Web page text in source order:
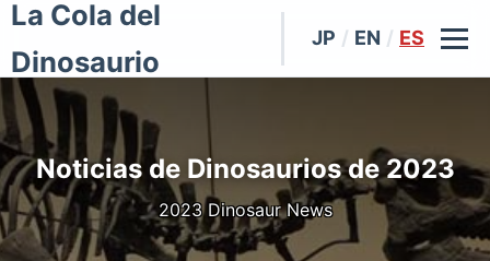
La Cola del
Dinosaurio
JP / EN / ES
Noticias de Dinosaurios de 2023
2023 Dinosaur News